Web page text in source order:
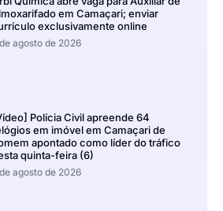
em Camaçari; enviar
exclusivamente online
agosto de 2026
Polícia Civil apreende 64
em imóvel em Camaçari de
apontado como líder do tráfico
quinta-feira (6)
agosto de 2026